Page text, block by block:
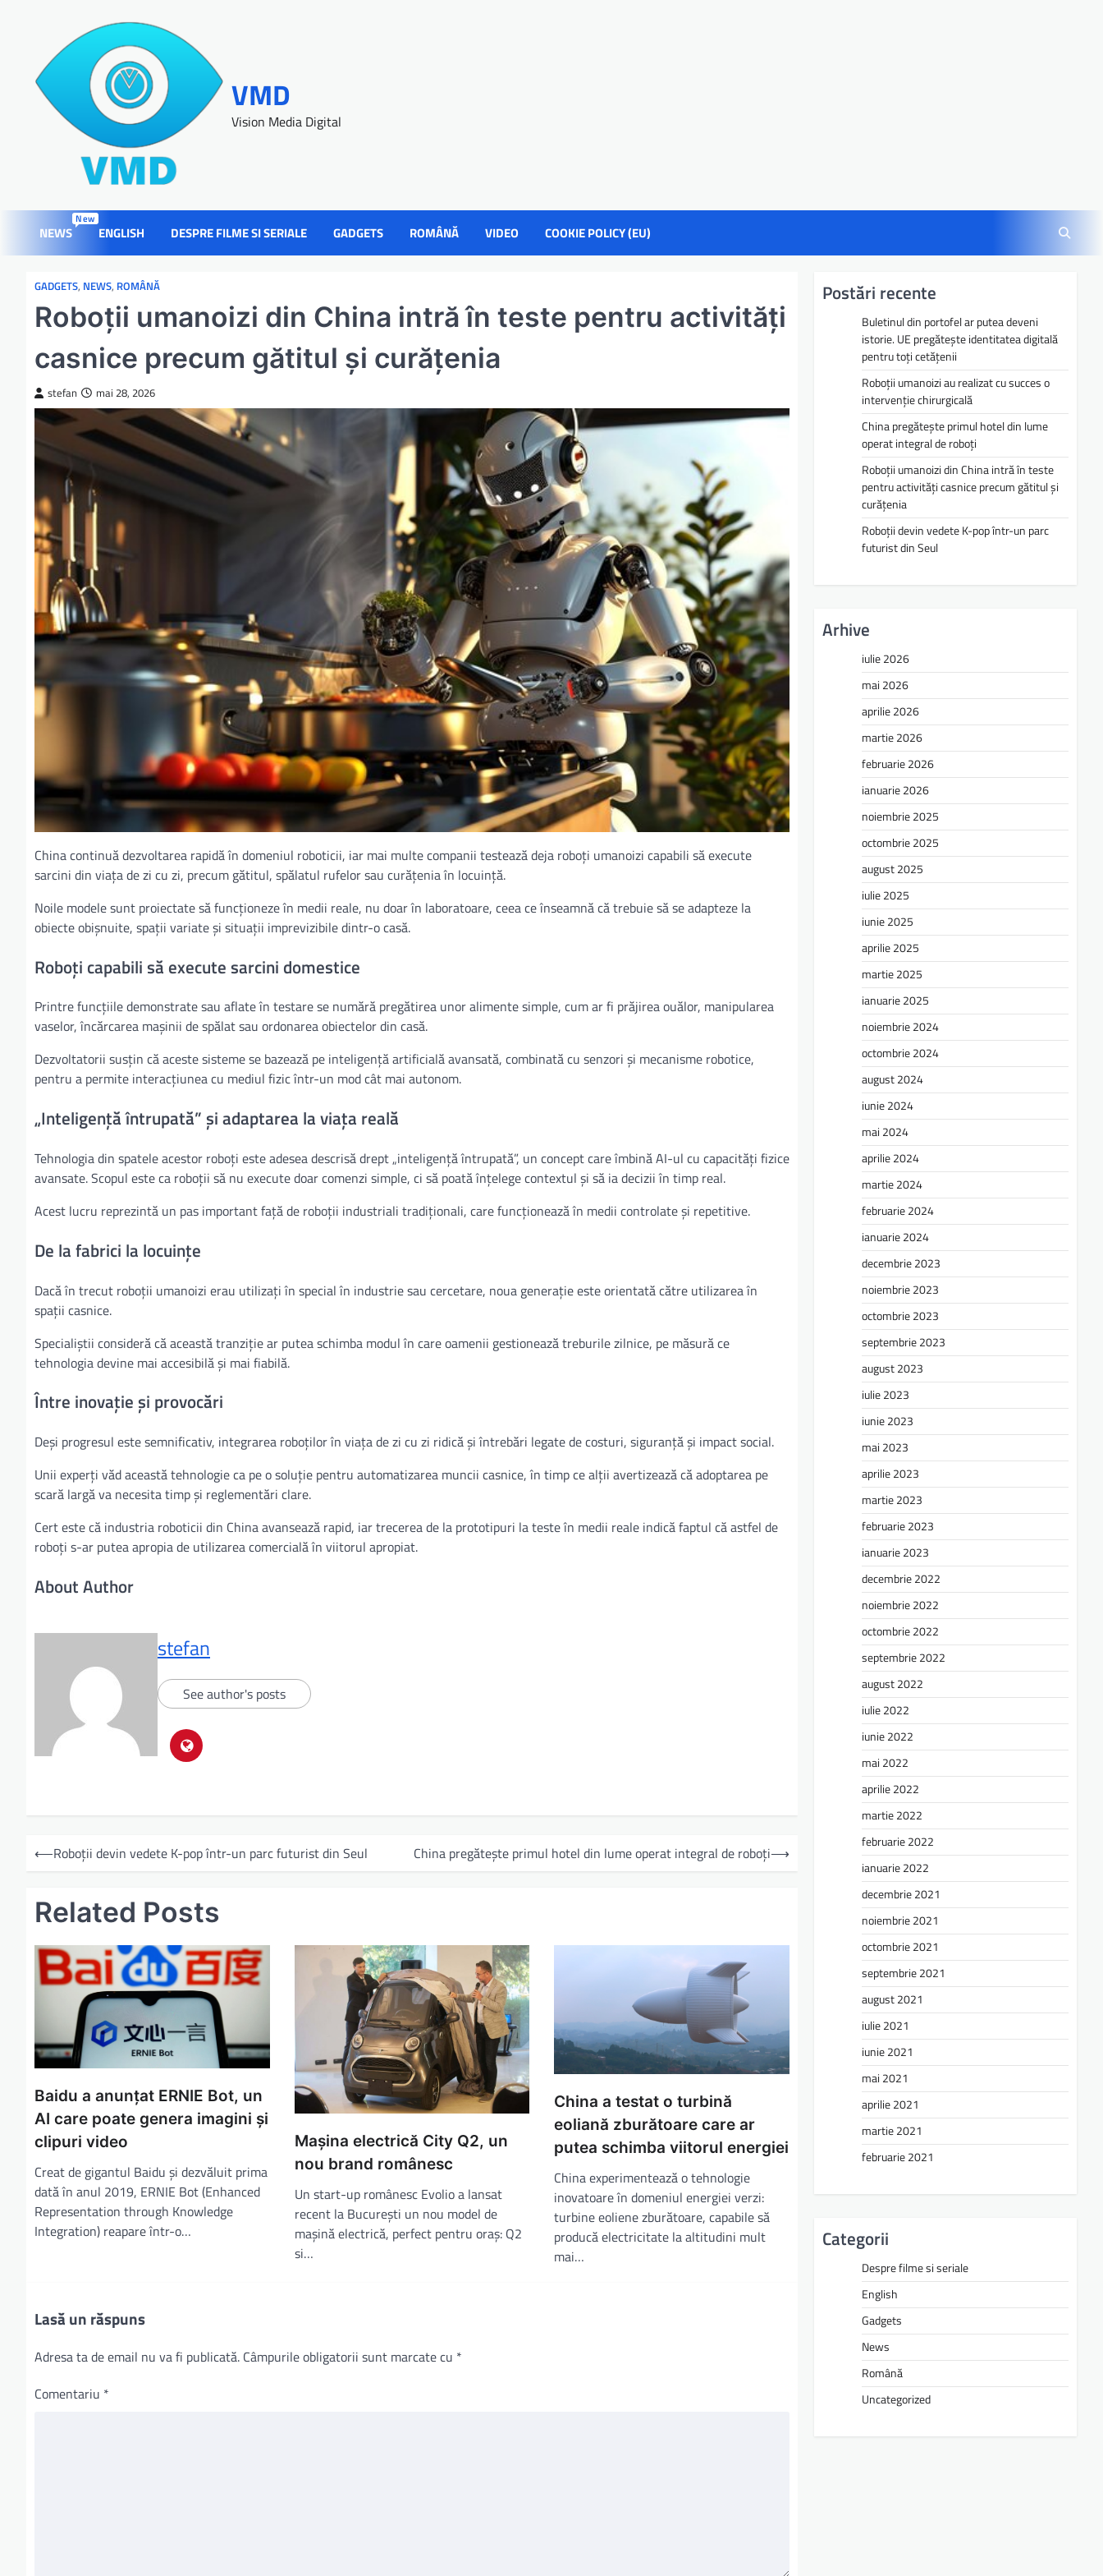
VMD
Vision Media Digital
NEWS
New
ENGLISH DESPRE FILME SI SERIALE GADGETS ROMÂNĂ VIDEO COOKIE POLICY (EU)
GADGETS, NEWS, ROMÂNĂ
Roboții umanoizi din China intră în teste pentru activități
casnice precum gătitul și curățenia
stefan mai 28, 2026
China continuă dezvoltarea rapidă în domeniul roboticii, iar mai multe companii testează deja roboți umanoizi capabili să execute
sarcini din viața de zi cu zi, precum gătitul, spălatul rufelor sau curățenia în locuință.
Noile modele sunt proiectate să funcționeze în medii reale, nu doar în laboratoare, ceea ce înseamnă că trebuie să se adapteze la
obiecte obișnuite, spații variate și situații imprevizibile dintr-o casă.
Roboți capabili să execute sarcini domestice
Printre funcțiile demonstrate sau aflate în testare se numără pregătirea unor alimente simple, cum ar fi prăjirea ouălor, manipularea
vaselor, încărcarea mașinii de spălat sau ordonarea obiectelor din casă.
Dezvoltatorii susțin că aceste sisteme se bazează pe inteligență artificială avansată, combinată cu senzori și mecanisme robotice,
pentru a permite interacțiunea cu mediul fizic într-un mod cât mai autonom.
„Inteligență întrupată” și adaptarea la viața reală
Tehnologia din spatele acestor roboți este adesea descrisă drept „inteligență întrupată”, un concept care îmbină AI-ul cu capacități fizice
avansate. Scopul este ca roboții să nu execute doar comenzi simple, ci să poată înțelege contextul și să ia decizii în timp real.
Acest lucru reprezintă un pas important față de roboții industriali tradiționali, care funcționează în medii controlate și repetitive.
De la fabrici la locuințe
Dacă în trecut roboții umanoizi erau utilizați în special în industrie sau cercetare, noua generație este orientată către utilizarea în
spații casnice.
Specialiștii consideră că această tranziție ar putea schimba modul în care oamenii gestionează treburile zilnice, pe măsură ce
tehnologia devine mai accesibilă și mai fiabilă.
Între inovație și provocări
Deși progresul este semnificativ, integrarea roboților în viața de zi cu zi ridică și întrebări legate de costuri, siguranță și impact social.
Unii experți văd această tehnologie ca pe o soluție pentru automatizarea muncii casnice, în timp ce alții avertizează că adoptarea pe
scară largă va necesita timp și reglementări clare.
Cert este că industria roboticii din China avansează rapid, iar trecerea de la prototipuri la teste în medii reale indică faptul că astfel de
roboți s-ar putea apropia de utilizarea comercială în viitorul apropiat.
About Author
stefan
See author's posts
⟵Roboții devin vedete K-pop într-un parc futurist din Seul China pregătește primul hotel din lume operat integral de roboți⟶
Related Posts
Baidu a anunțat ERNIE Bot, un
AI care poate genera imagini și
clipuri video
Creat de gigantul Baidu și dezvăluit prima
dată în anul 2019, ERNIE Bot (Enhanced
Representation through Knowledge
Integration) reapare într-o…
Mașina electrică City Q2, un
nou brand românesc
Un start-up românesc Evolio a lansat
recent la București un nou model de
mașină electrică, perfect pentru oraș: Q2
si…
China a testat o turbină
eoliană zburătoare care ar
putea schimba viitorul energiei
China experimentează o tehnologie
inovatoare în domeniul energiei verzi:
turbine eoliene zburătoare, capabile să
producă electricitate la altitudini mult
mai…
Lasă un răspuns
Adresa ta de email nu va fi publicată. Câmpurile obligatorii sunt marcate cu *
Comentariu *
Postări recente
Buletinul din portofel ar putea deveni
istorie. UE pregătește identitatea digitală
pentru toți cetățenii
Roboții umanoizi au realizat cu succes o
intervenție chirurgicală
China pregătește primul hotel din lume
operat integral de roboți
Roboții umanoizi din China intră în teste
pentru activități casnice precum gătitul și
curățenia
Roboții devin vedete K-pop într-un parc
futurist din Seul
Arhive
iulie 2026
mai 2026
aprilie 2026
martie 2026
februarie 2026
ianuarie 2026
noiembrie 2025
octombrie 2025
august 2025
iulie 2025
iunie 2025
aprilie 2025
martie 2025
ianuarie 2025
noiembrie 2024
octombrie 2024
august 2024
iunie 2024
mai 2024
aprilie 2024
martie 2024
februarie 2024
ianuarie 2024
decembrie 2023
noiembrie 2023
octombrie 2023
septembrie 2023
august 2023
iulie 2023
iunie 2023
mai 2023
aprilie 2023
martie 2023
februarie 2023
ianuarie 2023
decembrie 2022
noiembrie 2022
octombrie 2022
septembrie 2022
august 2022
iulie 2022
iunie 2022
mai 2022
aprilie 2022
martie 2022
februarie 2022
ianuarie 2022
decembrie 2021
noiembrie 2021
octombrie 2021
septembrie 2021
august 2021
iulie 2021
iunie 2021
mai 2021
aprilie 2021
martie 2021
februarie 2021
Categorii
Despre filme si seriale
English
Gadgets
News
Română
Uncategorized